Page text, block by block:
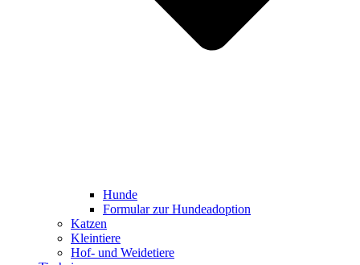
Hunde
Formular zur Hundeadoption
Katzen
Kleintiere
Hof- und Weidetiere